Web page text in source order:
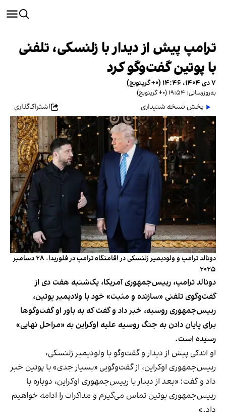
ترامپ پیش از دیدار با زلنسکی، تلفنی
با پوتین گفت‌وگو کرد
۷ دی ۱۴۰۴، ۱۴:۴۶ (‎+۰ گرینویچ)
به‌روزرسانی: ۱۹:۵۴ (‎+۰ گرینویچ)
پخش نسخه شنیداری اشتراک‌گذاری
دونالد ترامپ و ولودیمیر زلنسکی در اقامتگاه ترامپ در فلوریدا- ۲۸ دسامبر
۲۰۲۵
دونالد ترامپ، رییس‌جمهوری آمریکا، یک‌شنبه هفت دی از
گفت‌و‌گوی تلفنی «سازنده و مثبت» خود با ولادیمیر پوتین،
رییس‌جمهوری روسیه، خبر داد و گفت که به باور او گفت‌وگوها
برای پایان دادن به جنگ روسیه علیه اوکراین به «مراحل نهایی»
رسیده است.
او اندکی پیش از دیدار و گفت‌وگو با ولودیمیر زلنسکی،‌
رییس‌جمهوری اوکراین، از گفت‌وگویی «بسیار جدی» با پوتین خبر
داد و گفت: «بعد از دیدار با رییس‌جمهوری اوکراین، دوباره با
رییس‌جمهوری پوتین تماس می‌گیرم و مذاکرات را ادامه خواهیم
داد.»